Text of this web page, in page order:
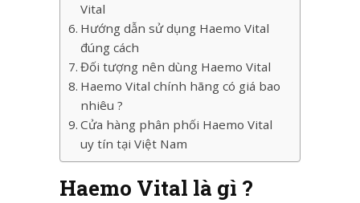
Vital
Hướng dẫn sử dụng Haemo Vital
đúng cách
Đối tượng nên dùng Haemo Vital
Haemo Vital chính hãng có giá bao
nhiêu ?
Cửa hàng phân phối Haemo Vital
uy tín tại Việt Nam
Haemo Vital là gì ?